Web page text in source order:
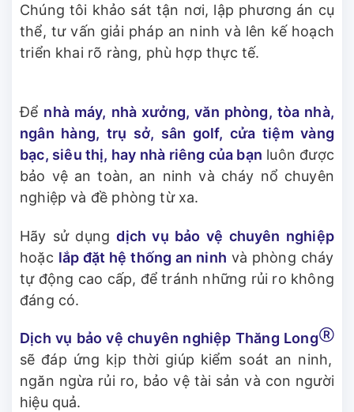
Chúng tôi khảo sát tận nơi, lập phương án cụ
thể, tư vấn giải pháp an ninh và lên kế hoạch
triển khai rõ ràng, phù hợp thực tế.
Để nhà máy, nhà xưởng, văn phòng, tòa nhà,
ngân hàng, trụ sở, sân golf, cửa tiệm vàng
bạc, siêu thị, hay nhà riêng của bạn luôn được
bảo vệ an toàn, an ninh và cháy nổ chuyên
nghiệp và đề phòng từ xa.
Hãy sử dụngdịch vụ bảo vệ chuyên nghiệp
hoặc lắp đặt hệ thống an ninh và phòng cháy
tự động cao cấp, để tránh những rủi ro không
đáng có.
Dịch vụ bảo vệ chuyên nghiệp Thăng LongⓇ
sẽ đáp ứng kịp thời giúp kiểm soát an ninh,
ngăn ngừa rủi ro, bảo vệ tài sản và con người
hiệu quả.